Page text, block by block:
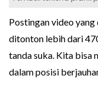
Postingan video
ditonton lebih dari
tanda suka. Kita bisa
dalam posisi